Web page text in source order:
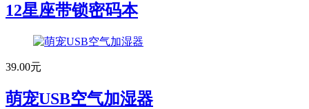
12星座带锁密码本
39.00元
萌宠USB空气加湿器